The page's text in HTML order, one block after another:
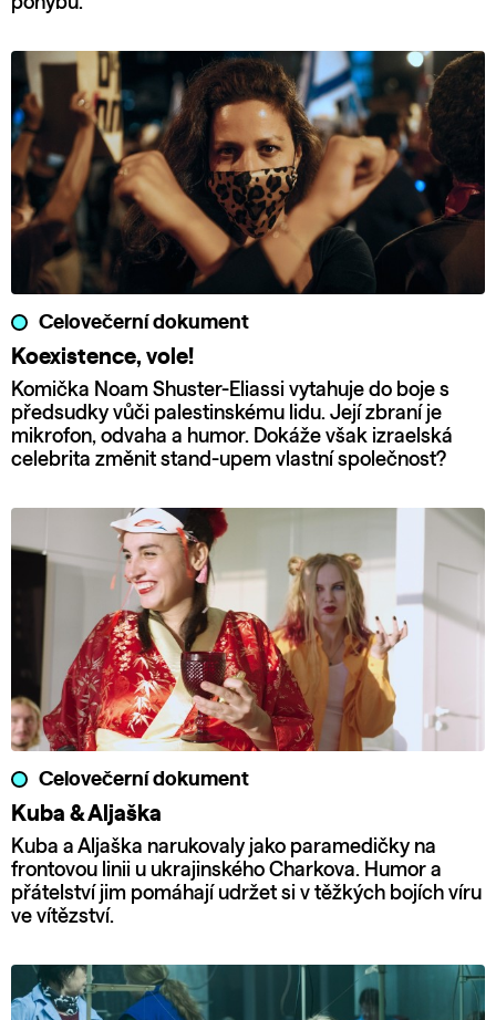
Celovečerní dokument
Koexistence, vole!
Komička Noam Shuster-Eliassi vytahuje do boje s
předsudky vůči palestinskému lidu. Její zbraní je
mikrofon, odvaha a humor. Dokáže však izraelská
celebrita změnit stand-upem vlastní společnost?
Celovečerní dokument
Kuba & Aljaška
Kuba a Aljaška narukovaly jako paramedičky na
frontovou linii u ukrajinského Charkova. Humor a
přátelství jim pomáhají udržet si v těžkých bojích víru
ve vítězství.